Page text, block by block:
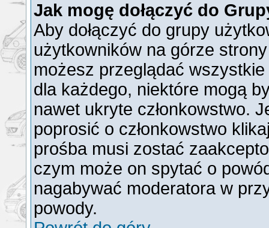
Jak mogę dołączyć do
Aby dołączyć do grupy
użytkowników na górze
możesz przeglądać
dla każdego, niektóre mogą
nawet ukryte członkowstwo.
poprosić o członkowstwo
prośba musi zostać
czym może on spytać o
nagabywać moderatora w
powody.